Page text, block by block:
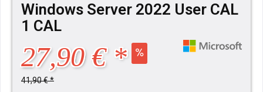
Windows Server 2022 User CAL
1 CAL
27,90 € *
41,90 € *